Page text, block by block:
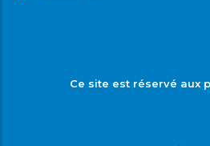
Ce site est réservé aux